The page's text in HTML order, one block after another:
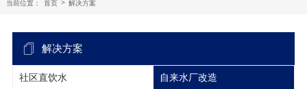
当前位置： 首页 > 解决方案
解决方案
社区直饮水 自来水厂改造